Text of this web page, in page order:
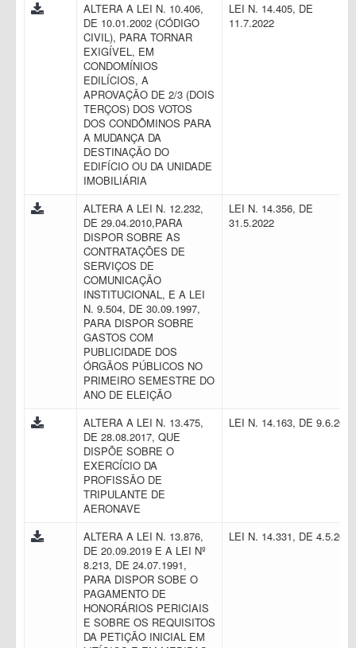
ALTERA A LEI N. 10.406,
DE 10.01.2002 (CÓDIGO
CIVIL), PARA TORNAR
EXIGÍVEL, EM
CONDOMÍNIOS
EDILÍCIOS, A
APROVAÇÃO DE 2/3 (DOIS
TERÇOS) DOS VOTOS
DOS CONDÔMINOS PARA
A MUDANÇA DA
DESTINAÇÃO DO
EDIFÍCIO OU DA UNIDADE
IMOBILIÁRIA
LEI N. 14.405, DE
11.7.2022
ALTERA A LEI N. 12.232,
DE 29.04.2010,PARA
DISPOR SOBRE AS
CONTRATAÇÕES DE
SERVIÇOS DE
COMUNICAÇÃO
INSTITUCIONAL, E A LEI
N. 9.504, DE 30.09.1997,
PARA DISPOR SOBRE
GASTOS COM
PUBLICIDADE DOS
ÓRGÃOS PÚBLICOS NO
PRIMEIRO SEMESTRE DO
ANO DE ELEIÇÃO
LEI N. 14.356, DE
31.5.2022
ALTERA A LEI N. 13.475,
DE 28.08.2017, QUE
DISPÕE SOBRE O
EXERCÍCIO DA
PROFISSÃO DE
TRIPULANTE DE
AERONAVE
LEI N. 14.163, DE
ALTERA A LEI N. 13.876,
DE 20.09.2019 E A LEI Nº
8.213, DE 24.07.1991,
PARA DISPOR SOBE O
PAGAMENTO DE
HONORÁRIOS PERICIAIS
E SOBRE OS REQUISITOS
DA PETIÇÃO INICIAL EM
LEI N. 14.331, DE